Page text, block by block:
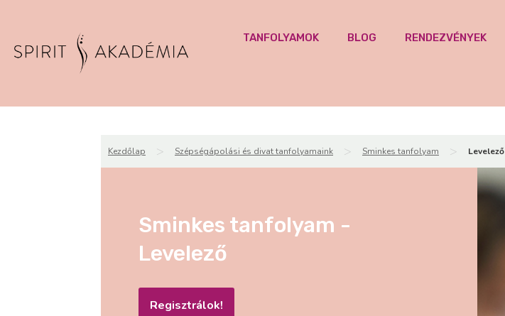
TANFOLYAMOK BLOG RENDEZVÉNYEK
Kezdőlap > Szépségápolási és divat tanfolyamaink > Sminkes tanfolyam > Levelező
Sminkes tanfolyam -
Levelező
Regisztrálok!